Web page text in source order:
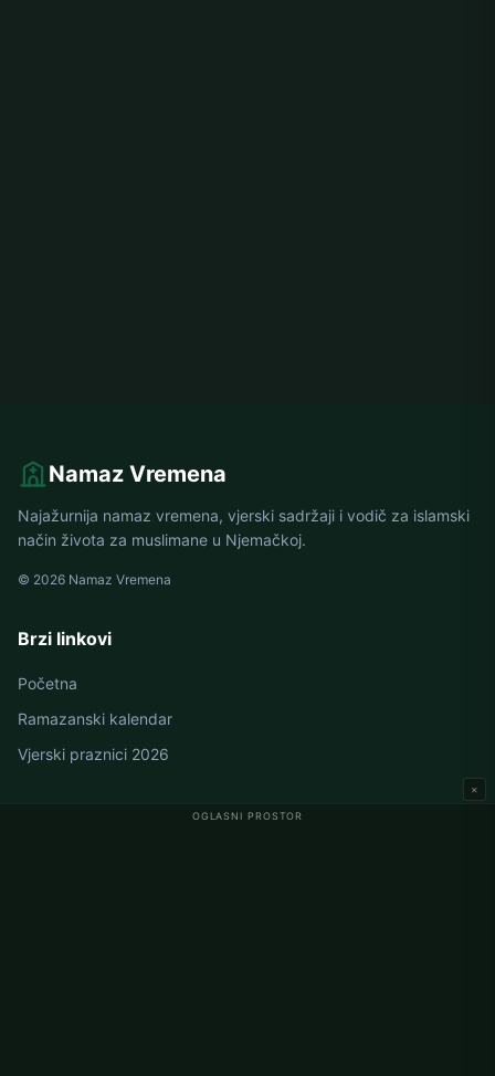
OGLASNI PROSTOR
×
Namaz Vremena
Najažurnija namaz vremena, vjerski sadržaji i vodič za islamski
način života za muslimane u Njemačkoj.
© 2026 Namaz Vremena
Brzi linkovi
Početna
Ramazanski kalendar
Vjerski praznici 2026
Namaz vremena u Njemačkoj